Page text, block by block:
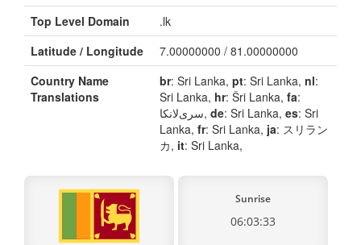
Top Level Domain
.lk
Latitude / Longitude
7.00000000 / 81.00000000
Country Name
Translations
br: Sri Lanka, pt: Sri Lanka, nl:
Sri Lanka, hr: Šri Lanka, fa:
سری‌لانکا, de: Sri Lanka, es: Sri
Lanka, fr: Sri Lanka, ja: スリラン
カ, it: Sri Lanka,
Sunrise
06:03:33